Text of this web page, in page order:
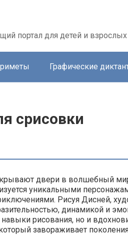
портал для детей и взрослых
Графические
срисовки
двери в волшебный
уникальными
Рисуя Дисней,
динамикой и
рисования, но и
завораживает